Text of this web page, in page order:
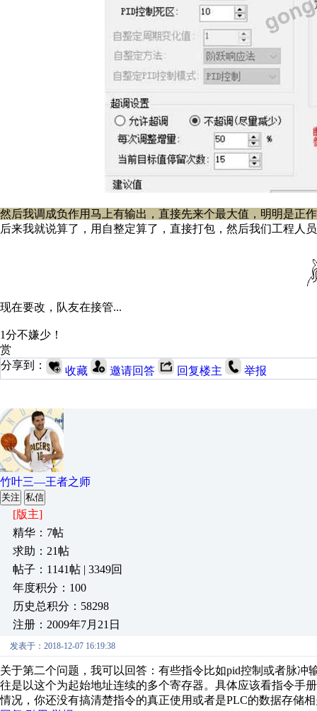
然后我调成负作用马上有输出，直接先来个最大值，明明是正
后来我就说算了，用自整定算了，直接打包，然后我们工程人
现在要改，队友在接管...
1分不嫌少！
赏
分享到：
收藏 邀请回答 回复楼主 举报
竹叶三—王者之师
关注 私信
[版主]
精华：7帖
求助：21帖
帖子：1141帖 | 3349回
年度积分：100
历史总积分：58298
注册：2009年7月21日
发表于：2018-12-07 16:19:38
关于第二个问题，我可以回答：有些指令比如pid控制或者脉
往是以这个为起始地址连续的多个寄存器。具体应该看指令手
情况，你还没有搞清楚指令的真正使用或者是PLC的数据存储